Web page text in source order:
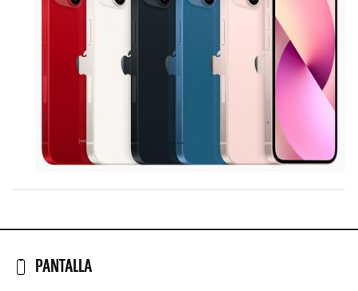
PANTALLA